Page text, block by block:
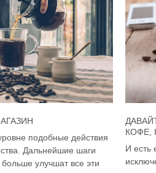
подобные действия
Дальнейшие шаги
улучшат все эти
КОФЕ,
И есть